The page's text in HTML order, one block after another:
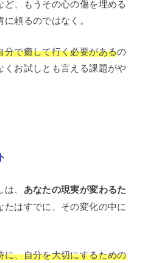
、もうその心の傷を埋める
頼るのではなく。
分で癒して行く必要があるの
お試しとも言える課題がや
、 あなたの現実が変わるた
たはすでに、その変化の中に
、自分を大切にするための